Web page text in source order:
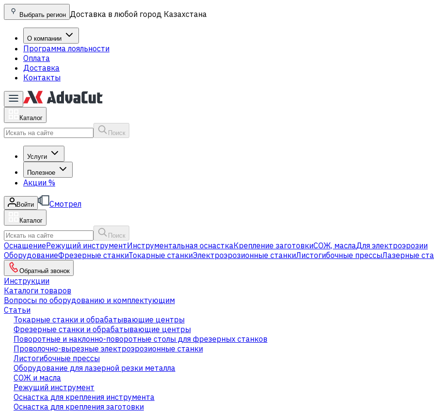
Выбрать регион Доставка в любой город Казахстана
О компании
Программа лояльности
Оплата
Доставка
Контакты
Каталог
Поиск
Услуги
Полезное
Акции %
Войти Смотрел
Каталог
Поиск
ОснащениеРежущий инструментИнструментальная оснасткаКрепление заготовкиСОЖ, маслаДля электроэрозии
ОборудованиеФрезерные станкиТокарные станкиЭлектроэрозионные станкиЛистогибочные прессыЛазерные
Обратный звонок
Инструкции
Каталоги товаров
Вопросы по оборудованию и комплектующим
Статьи
Токарные станки и обрабатывающие центры
Фрезерные станки и обрабатывающие центры
Поворотные и наклонно-поворотные столы для фрезерных станков
Проволочно-вырезные электроэрозионные станки
Листогибочные прессы
Оборудование для лазерной резки металла
СОЖ и масла
Режущий инструмент
Оснастка для крепления инструмента
Оснастка для крепления заготовки